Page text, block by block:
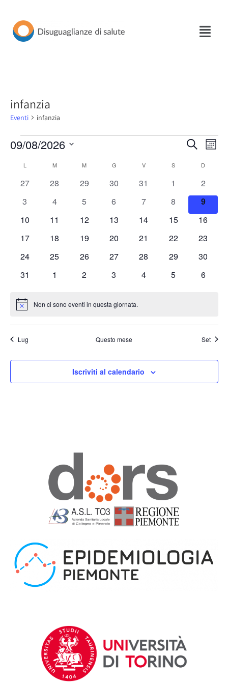
Vai
infanzia
Eventi infanzia
Eventi
Ricerca
viste
Cerca Mese
09/08/2026
data.
Calendario
di
Eventi
L M M G V S D
0
27
0
28
0
29
0
30
0
31
0
eventi
1
0
eventi
2
0
3
0
4
0
5
0
6
0
7
0
eventi
8
0
eventi
9
0
10
0
11
0
12
0
13
0
14
0
15
0
16
0
17
0
18
0
19
0
20
0
21
0
22
0
23
0
24
0
25
0
26
0
27
0
28
0
29
0
30
0
31
0
1
0
2
0
3
0
4
0
5
0
6
Notice Non ci sono eventi in questa giornata.
Lug Questo mese Set
Iscriviti al calendario